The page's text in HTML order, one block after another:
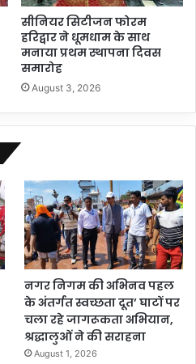
सीनियर सिटीजन फोरम
हरिद्वार ने धूमधाम के साथ
मनाया प्रथम स्थापना दिवस
समारोह
August 3, 2026
नगर निगम की अभिनव पहल
के अंतर्गत स्वच्छता दूत’ घाटों पर
चला रहे जागरूकता अभियान,
श्रद्धालुओं ने की सराहना
August 1, 2026